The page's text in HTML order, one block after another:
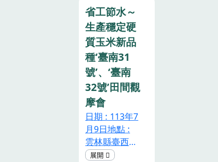
透過食農教育
的引動，讓產
地學童也是消
費者認識不同
顏色及風味的
番茄品種，栽
培過程中可以
運用哪些昆蟲
來幫忙？遇到
病蟲害可以如
何運用天敵防
治減少化學農
藥的使用，並
讓相關的堆肥
場業者及農民
更加瞭解。觀
摩會由本場作
物環境科土壤
肥料研究室毛
壬杰助理研究
員主講「禽畜
糞堆肥施用硬
質玉米效益評
估」，說明本
場協助堆肥場
同主持，包括
種子種苗業
者、試驗單位
研究人員及多
位中南部地區
的農民蒞臨，
共計80餘人共
襄盛舉。觀摩
會分成四大部
分來進行，第
一部分由本場
朱詠筑助理研
究員講解茄子
省工節水～
生產穩定硬
質玉米新品
種‘臺南31
號’、‘臺南
32號’田間觀
摩會
日期 : 113年7
月9日地點 :
雲林縣臺西鄉
丁建仁農友示